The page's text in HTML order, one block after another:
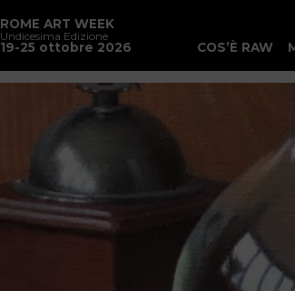
ROME ART WEEK
Undicesima Edizione
19-25 ottobre 2026
COS’È RAW